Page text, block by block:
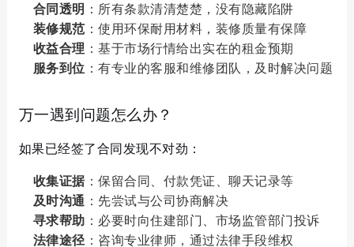
合同透明 ：所有条款清清楚楚，没有隐藏陷阱
装修规范：使用环保耐用材料，装修质量有保障
收益合理 ：基于市场行情给出实在的租金预期
服务到位 ：有专业的客服和维修团队，及时解决问题
万一遇到问题怎么办？
如果已经签了合同发现不对劲：
收集证据：保留合同、付款凭证、聊天记录等
及时沟通 ：先尝试与公司协商解决
寻求帮助 ：必要时向住建部门、市场监管部门投诉
法律途径：咨询专业律师，通过法律手段维权